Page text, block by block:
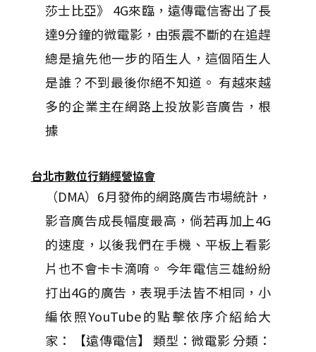
莎士比亞》 4G來臨，遠傳電信寄出了長
達9分鐘的微電影，由張震不斷的在追趕
總是搶先他一步的陌生人，這個陌生人
是誰？不到最後你絕不知道。 有越來越
多的企業主在網路上投放影音廣告，根
據
台北市數位行銷經營協會
（DMA）6月發佈的網路廣告市場統計，
影音廣告成長幅度最高，倘若再加上4G
的速度，以後我們在手機、平板上看影
片也不會卡卡滴唷。 今年電信三雄紛紛
打出4G的廣告，表現手法皆不相同，小
編依照YouTube的點擊依序介紹給大
家： 【遠傳電信】 類型：微電影 分類：